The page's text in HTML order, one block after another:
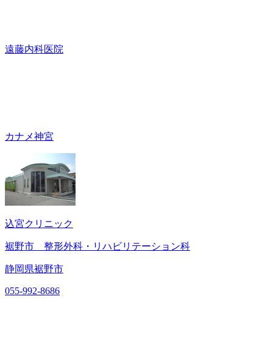
遠藤内科医院
カナメ神宮
込宮クリニック
裾野市 整形外科・リハビリテーション科
静岡県裾野市
055-992-8686